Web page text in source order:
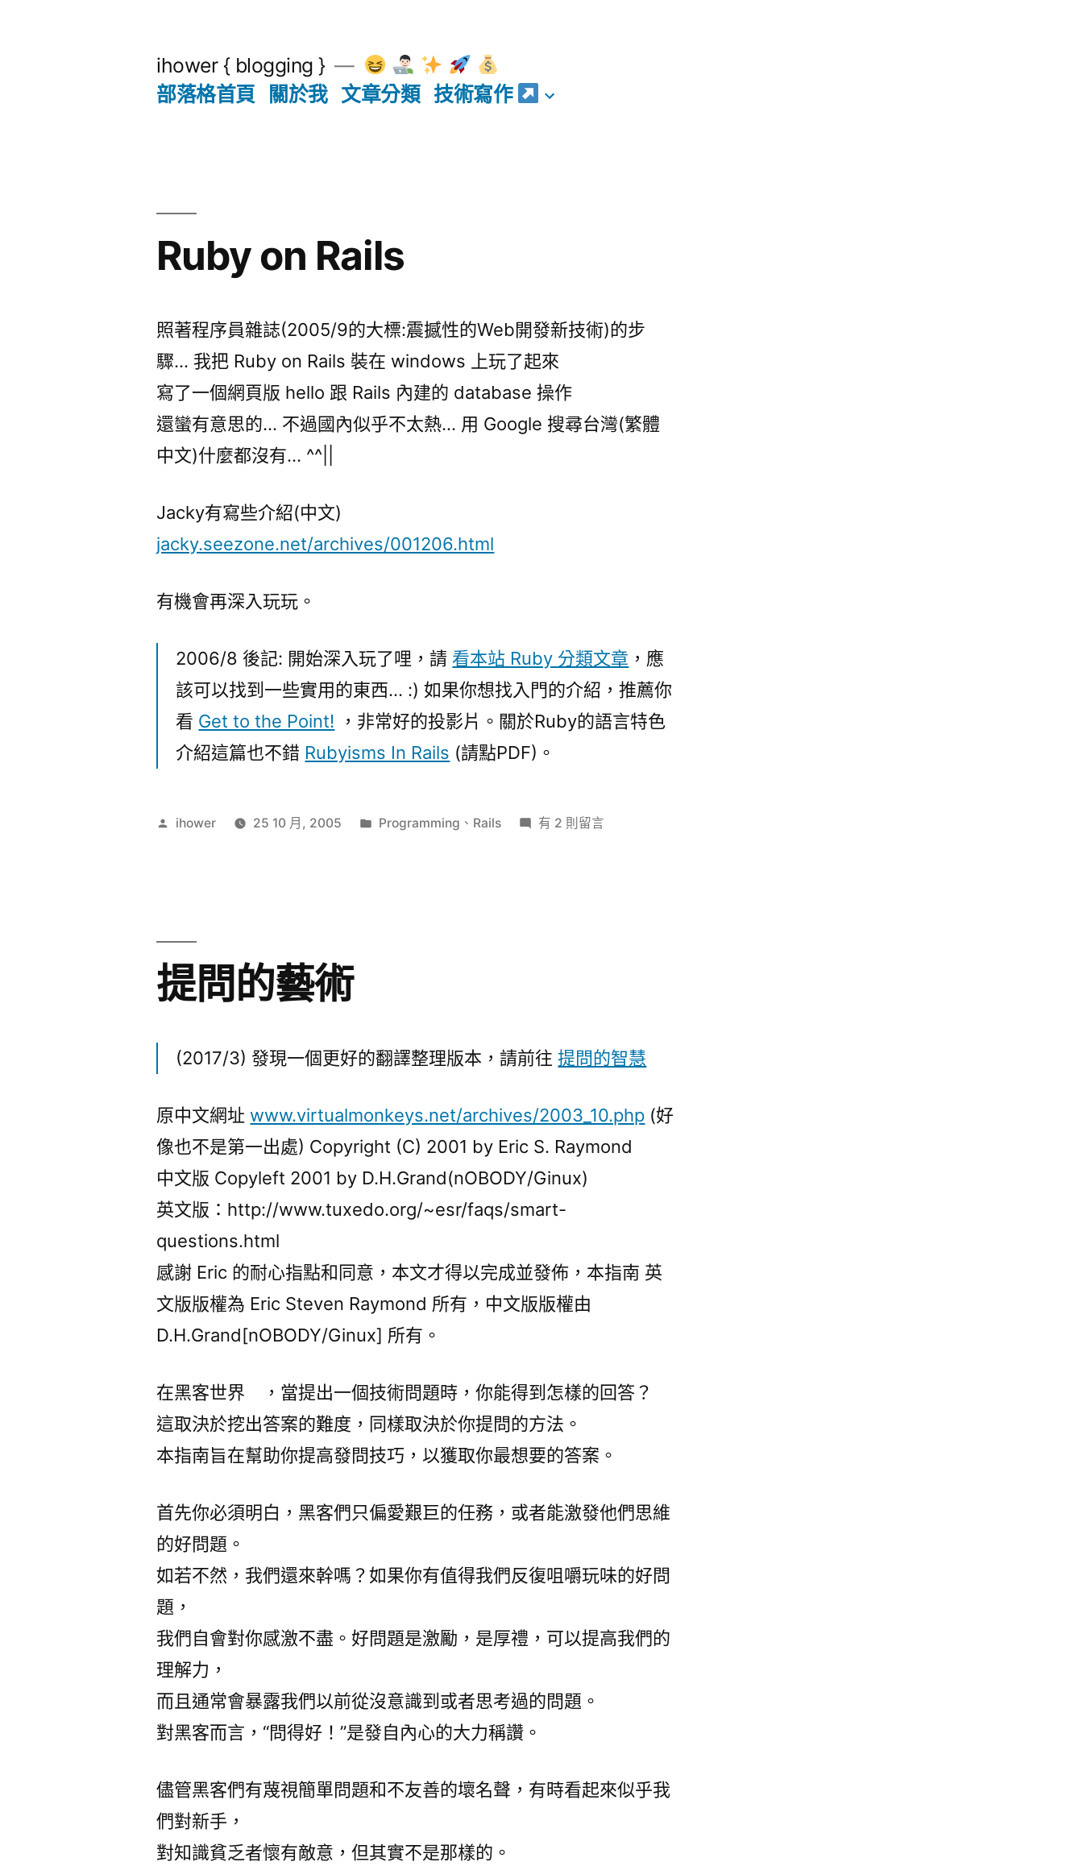
ihower { blogging }
部落格首頁
關於我 文章分類 技術寫作
Ruby on Rails
照著程序員雜誌(2005/9的大標:震撼性的Web開發新技術)的步
驟… 我把 Ruby on Rails 裝在 windows 上玩了起來
寫了一個網頁版 hello 跟 Rails 內建的 database 操作
還蠻有意思的… 不過國內似乎不太熱… 用 Google 搜尋台灣(繁體
中文)什麼都沒有… ^^||
Jacky有寫些介紹(中文)
jacky.seezone.net/archives/001206.html
有機會再深入玩玩。
2006/8 後記: 開始深入玩了哩，請 看本站 Ruby 分類文章 ，應
該可以找到一些實用的東西… :) 如果你想找入門的介紹，推薦你
看 Get to the Point! ，非常好的投影片。關於Ruby的語言特色
介紹這篇也不錯 Rubyisms In Rails (請點PDF)。
作
ihower 25 10 月, 2005
分
Programming 、 Rails
在
有 2 則留言
提問的藝術
(2017/3) 發現一個更好的翻譯整理版本，請前往提問的智慧
原中文網址www.virtualmonkeys.net/archives/2003_10.php (好
像也不是第一出處) Copyright (C) 2001 by Eric S. Raymond
中文版 Copyleft 2001 by D.H.Grand(nOBODY/Ginux)
英文版：http://www.tuxedo.org/~esr/faqs/smart-
questions.html
感謝 Eric 的耐心指點和同意，本文才得以完成並發佈，本指南 英
文版版權為 Eric Steven Raymond 所有，中文版版權由
D.H.Grand[nOBODY/Ginux] 所有。
在黑客世界 ，當提出一個技術問題時，你能得到怎樣的回答？
這取決於挖出答案的難度，同樣取決於你提問的方法。
本指南旨在幫助你提高發問技巧，以獲取你最想要的答案。
首先你必須明白，黑客們只偏愛艱巨的任務，或者能激發他們思維
的好問題。
如若不然，我們還來幹嗎？如果你有值得我們反復咀嚼玩味的好問
題，
我們自會對你感激不盡。好問題是激勵，是厚禮，可以提高我們的
理解力，
而且通常會暴露我們以前從沒意識到或者思考過的問題。
對黑客而言，“問得好！”是發自內心的大力稱讚。
儘管黑客們有蔑視簡單問題和不友善的壞名聲，有時看起來似乎我
們對新手，
對知識貧乏者懷有敵意，但其實不是那樣的。